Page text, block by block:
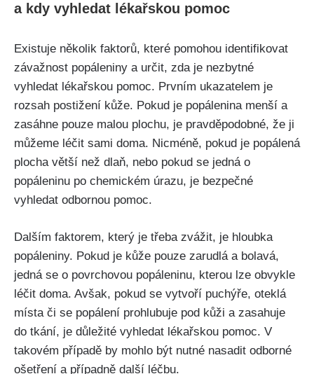
a kdy vyhledat lékařskou pomoc
Existuje několik faktorů, které ‌pomohou identifikovat
závažnost popáleniny a určit, zda je nezbytné
vyhledat ⁤lékařskou‍ pomoc. Prvním ⁢ukazatelem⁢ je
rozsah postižení kůže. Pokud je popálenina‍ menší a
zasáhne ‍pouze‍ malou plochu, je pravděpodobné, že ji
můžeme ⁣léčit sami doma. ⁣Nicméně, pokud je popálená
plocha větší ‍než⁢ dlaň,‍ nebo pokud‌ se⁣ jedná o
popáleninu po chemickém úrazu, je bezpečné​
vyhledat⁢ odbornou pomoc.
Dalším faktorem, který je třeba zvážit,⁢ je hloubka
popáleniny. Pokud je kůže ⁣pouze ⁣zarudlá a bolavá,
jedná se o‍ povrchovou ‍popáleninu,⁣ kterou lze obvykle
‌léčit ⁢doma. Avšak, pokud ‍se ⁣vytvoří⁢ puchýře,​ oteklá‍
místa ​či se popálení prohlubuje pod ​kůži a⁤ zasahuje
do tkání, je⁣ důležité ‌vyhledat lékařskou pomoc. V
takovém případě ‍by mohlo ‌být nutné nasadit odborné⁤
ošetření a ⁣případně další léčbu.